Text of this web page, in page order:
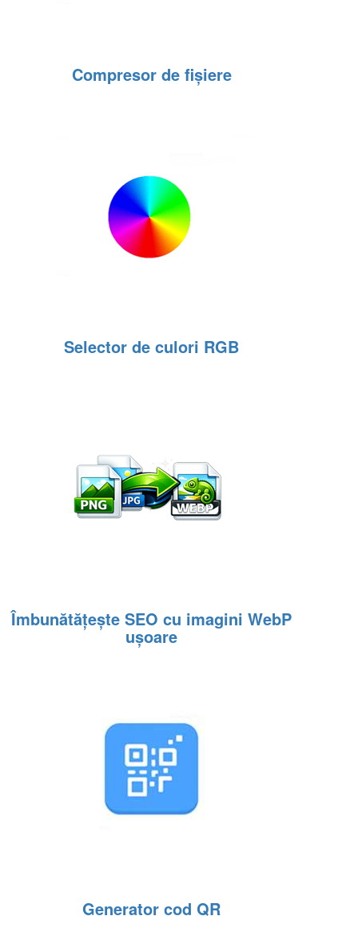
Compresor de fișiere
Selector de culori RGB
Îmbunătățește SEO cu imagini WebP
ușoare
Generator cod QR